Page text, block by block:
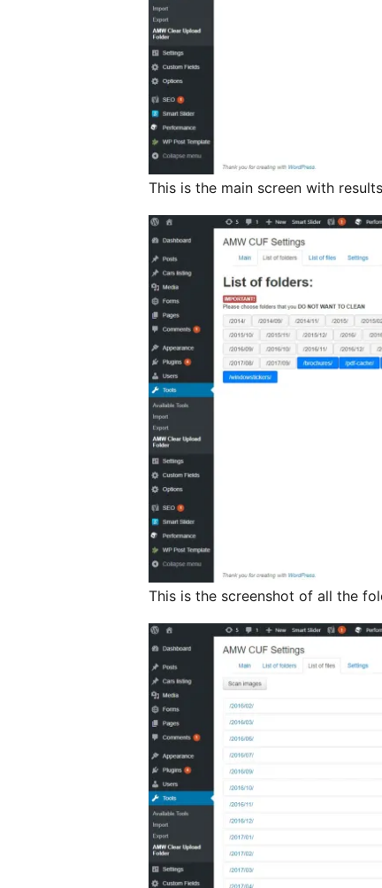
This is the main screen with
This is the screenshot of all the